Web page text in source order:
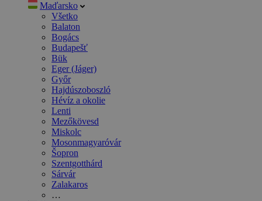
Maďarsko
Všetko
Balaton
Bogács
Budapešť
Bük
Eger (Jáger)
Győr
Hajdúszoboszló
Hévíz a okolie
Lenti
Mezőkövesd
Miskolc
Mosonmagyaróvár
Šopron
Szentgotthárd
Sárvár
Zalakaros
…